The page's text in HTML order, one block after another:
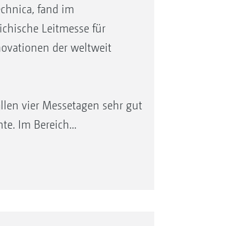
fand im
Leitmesse für
der weltweit
vier Messetagen sehr gut
Im Bereich...